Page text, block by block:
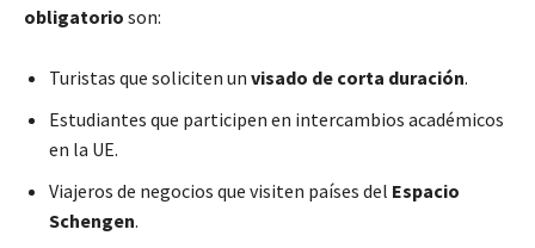
obligatorio son:
Turistas que soliciten un visado de corta duración.
Estudiantes que participen en intercambios académicos
en la UE.
Viajeros de negocios que visiten países del Espacio
Schengen.